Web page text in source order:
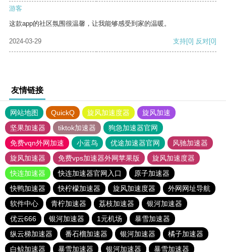
游客
这款app的社区氛围很温馨，让我能够感受到家的温暖。
2024-03-29 支持[0] 反对[0]
友情链接
网站地图 QuickQ 旋风加速度器
旋风加速
坚果加速器
tiktok加速器
狗急加速器官网
免费vqn外网加速
小蓝鸟 优途加速器官网
风驰加速器
旋风加速器
免费vps加速器外网苹果版
旋风加速度器
快连加速器
快连加速器官网入口
原子加速器
快鸭加速器
快柠檬加速器 旋风加速度器
外网网址导航
软件中心
青柠加速器 荔枝加速器
银河加速器
优云666
银河加速器 1元机场
暴雪加速器
纵云梯加速器
番石榴加速器 银河加速器
橘子加速器
白鲸加速器
暴雪加速器 银河加速器 暴雪加速器